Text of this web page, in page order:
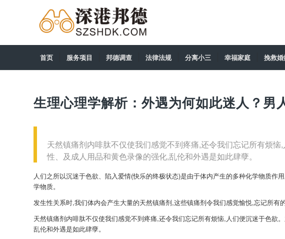
首页 服务项目 邦德调查 法律法规 分离小三 幸福家庭 挽救
生理心理学解析：外遇为何如此迷人？男
天然镇痛剂内啡肽不仅使我们感觉不到疼痛,还令我们忘记所有烦
性、及成人用品和黄色录像的强化,乱伦和外遇是如此肆孽。
人们之所以沉迷于色欲、陷入爱情(快乐的终极状态)是由于体内产生的多种化学物质作
学物质。
发生性关系时,我们体内会产生大量的天然镇痛剂,这些镇痛剂令我们感觉愉悦,忘记所有的
天然镇痛剂内啡肽不仅使我们感觉不到疼痛,还令我们忘记所有烦恼,人们便沉迷于色欲
乱伦和外遇是如此肆孽。